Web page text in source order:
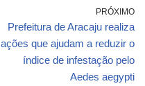
PRÓXIMO
Prefeitura de Aracaju realiza
ações que ajudam a reduzir o
índice de infestação pelo
Aedes aegypti